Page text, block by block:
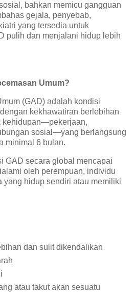
bahkan memicu gangguan
gejala, penyebab,
yang tersedia untuk
pulih dan menjalani hidup lebih
Umum?
(GAD) adalah kondisi
kekhawatiran berlebihan
kehidupan—pekerjaan,
sosial—yang berlangsung
minimal 6 bulan.
GAD secara global mencapai
oleh perempuan, individu
yang hidup sendiri atau memiliki
dan sulit dikendalikan
atau takut akan sesuatu